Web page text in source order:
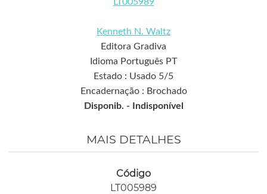
Kenneth N. Waltz
Editora Gradiva
Idioma Português PT
Estado : Usado 5/5
Encadernação : Brochado
Disponib. -
Indisponível
MAIS DETALHES
Código
LT005989